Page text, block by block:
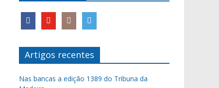
Artigos recentes
Nas bancas a edição 1389 do Tribuna da